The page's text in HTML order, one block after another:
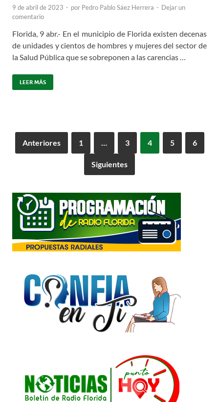
9 de abril de 2023 - por Pedro Pablo Sáez Herrera - Dejar un
comentario
Florida, 9 abr.- En el municipio de Florida existen decenas
de unidades y cientos de hombres y mujeres del sector de
la Salud Pública que se sobreponen a las carencias …
LEER MÁS
Anteriores 1 3 4 5 6
Siguientes